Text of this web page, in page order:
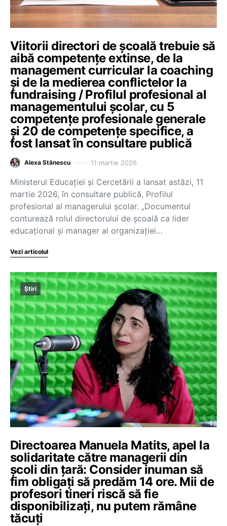
Viitorii directori de școală trebuie să
aibă competențe extinse, de la
management curricular la coaching
și de la medierea conflictelor la
fundraising / Profilul profesional al
managementului școlar, cu 5
competențe profesionale generale
și 20 de competențe specifice, a
fost lansat în consultare publică
Alexa Stănescu 11 martie 2026
Ministerul Educației și Cercetării a lansat astăzi, 11
martie 2026, în consultare publică, Profilul
profesional al managerului școlar. „Documentul
conturează rolul directorului de școală ca lider
educațional și manager al organizației…
Vezi articolul
Știri
Directoarea Manuela Matits, apel la
solidaritate către managerii din
școli din țară: Consider inuman să
fim obligați să predăm 14 ore. Mii de
profesori tineri riscă să fie
disponibilizați, nu putem rămâne
tăcuți